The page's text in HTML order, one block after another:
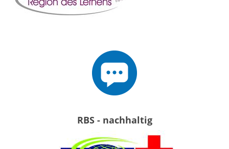
RBS - nachhaltig